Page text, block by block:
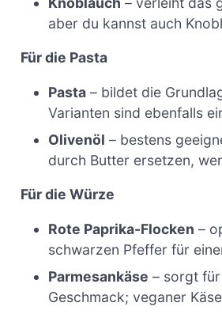
aber du kannst auch
Für die Pasta
Pasta – bildet die
Varianten sind ebenfalls
Olivenöl – bestens
durch Butter ersetzen,
Für die Würze
Rote Paprika-Flocken –
schwarzen Pfeffer für
Parmesankäse – sorgt
Geschmack; veganer